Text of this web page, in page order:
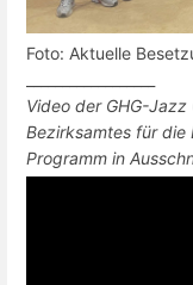
Foto: Aktuelle
Video der GHG-
Bezirksamtes für die
Programm in